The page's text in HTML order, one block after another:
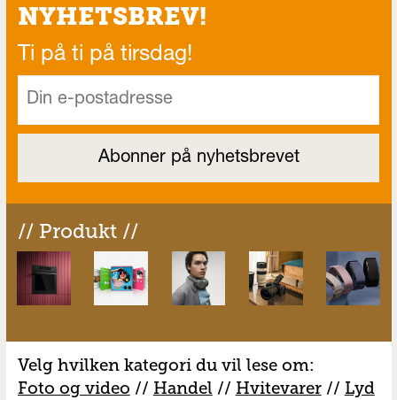
NYHETSBREV!
Ti på ti på tirsdag!
// Produkt //
Velg hvilken kategori du vil lese om:
Foto og video // Handel // Hvitevarer// Lyd